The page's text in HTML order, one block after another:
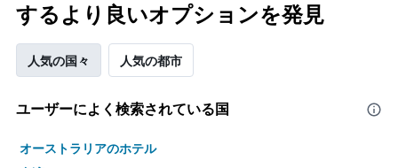
するより良いオプションを発見
人気の国々 人気の都市
ユーザーによく検索されている国
オーストラリアのホテル